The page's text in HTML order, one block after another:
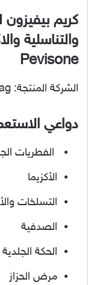
كريم بيفيزون
والتناسلية
Pevisone
الشركة المنتجة: Janssen Cilag
دواعي
الفطريات
الأكزيما
التسلخات
الصدفية
الحكة الجلدية
مرض الحزاز